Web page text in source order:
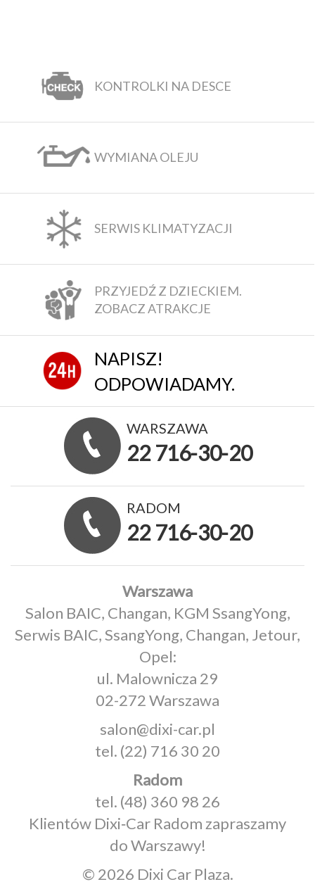
KONTROLKI NA DESCE
WYMIANA OLEJU
SERWIS KLIMATYZACJI
PRZYJEDŹ Z DZIECKIEM.
ZOBACZ ATRAKCJE
NAPISZ!
ODPOWIADAMY.
WARSZAWA
22 716-30-20
RADOM
22 716-30-20
Warszawa
Salon BAIC, Changan, KGM SsangYong,
Serwis BAIC, SsangYong, Changan, Jetour,
Opel:
ul. Malownicza 29
02-272 Warszawa
salon@dixi-car.pl
tel. (22) 716 30 20
Radom
tel. (48) 360 98 26
Klientów Dixi‑Car Radom zapraszamy
do Warszawy!
© 2026 Dixi Car Plaza.